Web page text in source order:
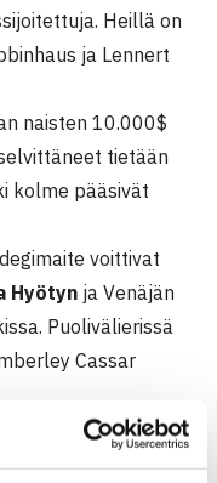
Heillä on
ja Lennert
naisten 10.000$
tietään
kolme pääsivät
voittivat
Hyötyn ja Venäjän
Puolivälierissä
Cassar
ovat
kolmossijoitetut